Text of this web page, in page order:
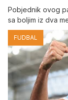
Pobjednik ovog
sa boljim iz dva
FUDBAL